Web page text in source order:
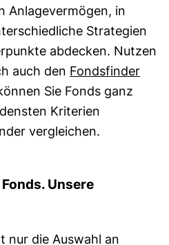
Anlagevermögen, in
Strategien
abdecken. Nutzen
auch den Fondsfinder
Sie Fonds ganz
Kriterien
vergleichen.
Unsere
nur die Auswahl an